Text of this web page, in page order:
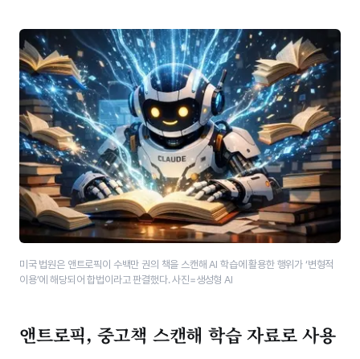
미국 법원은 앤트로픽이 수백만 권의 책을 스캔해 AI 학습에 활용한 행위가 ‘변형적
이용’에 해당되어 합법이라고 판결했다. 사진=생성형 AI
앤트로픽, 중고책 스캔해 학습 자료로 사용